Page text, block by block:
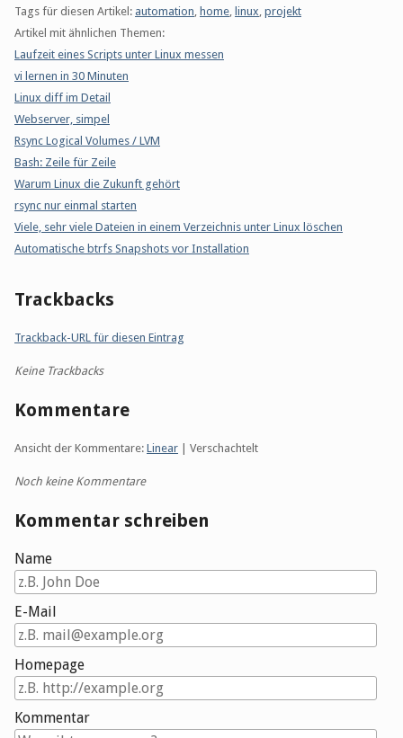
Tags für diesen Artikel: automation, home, linux, projekt
Artikel mit ähnlichen Themen:
Laufzeit eines Scripts unter Linux messen
vi lernen in 30 Minuten
Linux diff im Detail
Webserver, simpel
Rsync Logical Volumes / LVM
Bash: Zeile für Zeile
Warum Linux die Zukunft gehört
rsync nur einmal starten
Viele, sehr viele Dateien in einem Verzeichnis unter Linux löschen
Automatische btrfs Snapshots vor Installation
Trackbacks
Trackback-URL für diesen Eintrag
Keine Trackbacks
Kommentare
Ansicht der Kommentare: Linear | Verschachtelt
Noch keine Kommentare
Kommentar schreiben
Name
E-Mail
Homepage
Kommentar